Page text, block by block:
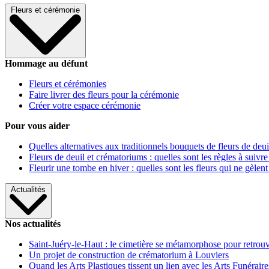
Fleurs et cérémonie
Hommage au défunt
Fleurs et cérémonies
Faire livrer des fleurs pour la cérémonie
Créer votre espace cérémonie
Pour vous aider
Quelles alternatives aux traditionnels bouquets de fleurs de
Fleurs de deuil et crématoriums : quelles sont les règles à
Fleurir une tombe en hiver : quelles sont les fleurs qui ne gèlent
Actualités
Nos actualités
Saint-Juéry-le-Haut : le cimetière se métamorphose pour
Un projet de construction de crématorium à Louviers
Quand les Arts Plastiques tissent un lien avec les Arts